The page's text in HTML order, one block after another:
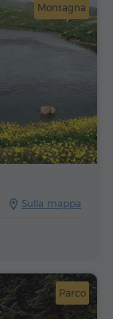
Montagna
Sulla mappa
Parco